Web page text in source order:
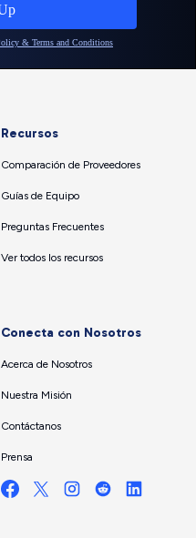
Recursos
Comparación de Proveedores
Guías de Equipo
Preguntas Frecuentes
Ver todos los recursos
Conecta con Nosotros
Acerca de Nosotros
Nuestra Misión
Contáctanos
Prensa